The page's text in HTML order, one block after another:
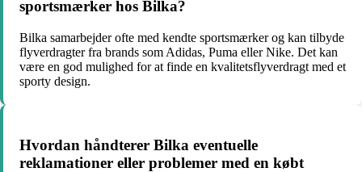
sportsmærker hos Bilka?
Bilka samarbejder ofte med kendte sportsmærker og kan tilbyde
flyverdragter fra brands som Adidas, Puma eller Nike. Det kan
være en god mulighed for at finde en kvalitetsflyverdragt med et
sporty design.
Hvordan håndterer Bilka eventuelle
reklamationer eller problemer med en købt